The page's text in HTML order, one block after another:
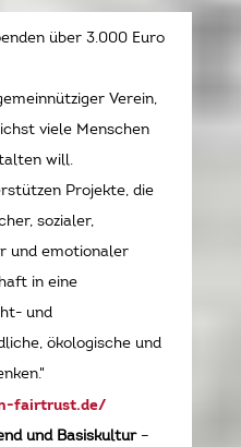
über 3.000 Euro
Verein,
viele Menschen
will.
Projekte, die
sozialer,
und emotionaler
in eine
und
ökologische und
fairtrust.de/
und Basiskultur–